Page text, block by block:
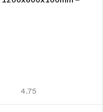
4.75